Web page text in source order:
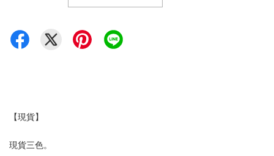
【現貨】
現貨三色。